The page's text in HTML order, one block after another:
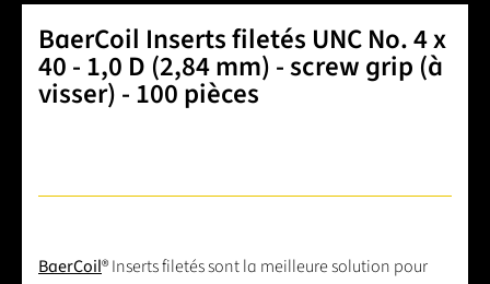
BaerCoil Inserts filetés UNC No. 4 x
40 - 1,0 D (2,84 mm) - screw grip (à
visser) - 100 pièces
BaerCoil® Inserts filetés sont la meilleure solution pour